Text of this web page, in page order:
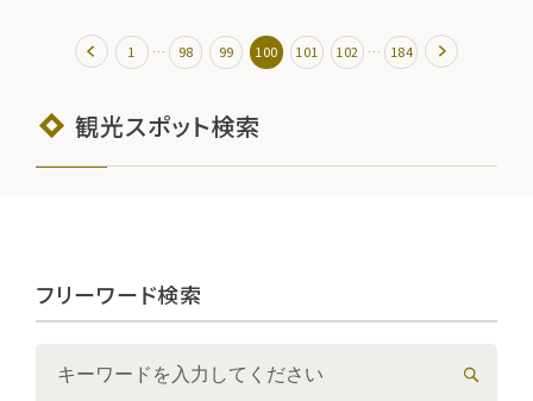
1 … 98 99 100 101 102 … 184
観光スポット検索
フリーワード検索